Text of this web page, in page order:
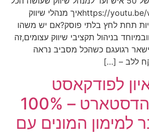
בעצמו https://youtu.be/wQEZ1izTv6Eאיך מנהלי שיווק
תחת לחץ בלתי פוסק?אם יש משהו
בניהול תקציבי שיווק עצומים,זה
רגועגם כשהכל מסביב נראה
ללב – […]
לפודקאסט
היזמות של הדסטארט – 100%
למימון המונים עם